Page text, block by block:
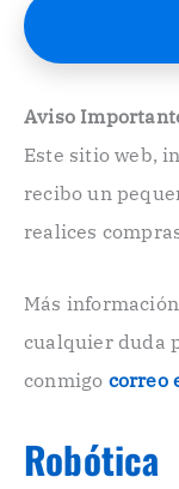
e
o
e
t
ó
n
o
.
Aviso
Este sitio web,
recibo un
realices
Más
cualquier duda
conmigo correo
Robótica